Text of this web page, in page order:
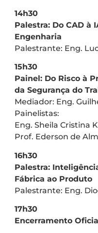
14h30
Palestra: Do CAD à
Engenharia
Palestrante: Eng.
15h30
Painel: Do Risco à
da Segurança do
Mediador: Eng.
Painelistas:
Eng. Sheila Cristina
Prof. Ederson de
16h30
Palestra:
Fábrica ao Produto
Palestrante: Eng.
17h30
Encerramento